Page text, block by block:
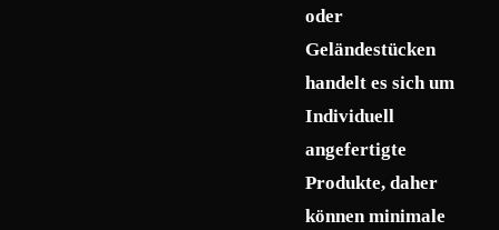
oder
Geländestücken
handelt es sich um
Individuell
angefertigte
Produkte, daher
können minimale